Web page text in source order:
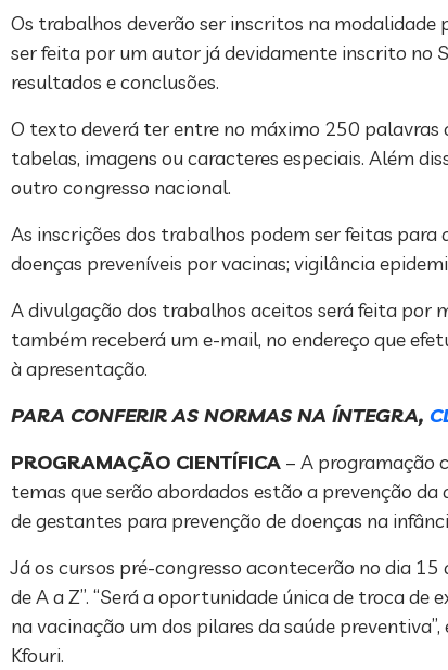
Os trabalhos deverão ser inscritos na
ser feita por um autor já devidamente inscrito no
resultados e conclusões.
O texto deverá ter entre no máximo 250 palavras
tabelas, imagens ou caracteres especiais. Além
outro congresso nacional.
As inscrições dos trabalhos podem ser feitas para
doenças preveníveis por vacinas; vigilância
A divulgação dos trabalhos aceitos será feita por
também receberá um e-mail, no endereço que
à apresentação.
PARA CONFERIR AS NORMAS NA ÍNTEGRA,
PROGRAMAÇÃO CIENTÍFICA – A programação
temas que serão abordados estão a prevenção
de gestantes para prevenção de doenças na
Já os cursos pré-congresso acontecerão no dia
de A a Z”. “Será a oportunidade única de troca
na vacinação um dos pilares da saúde
Kfouri.